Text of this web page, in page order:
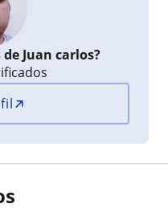
Juan carlos?